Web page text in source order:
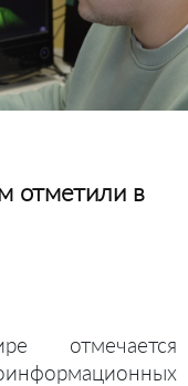
отметили в
отмечается